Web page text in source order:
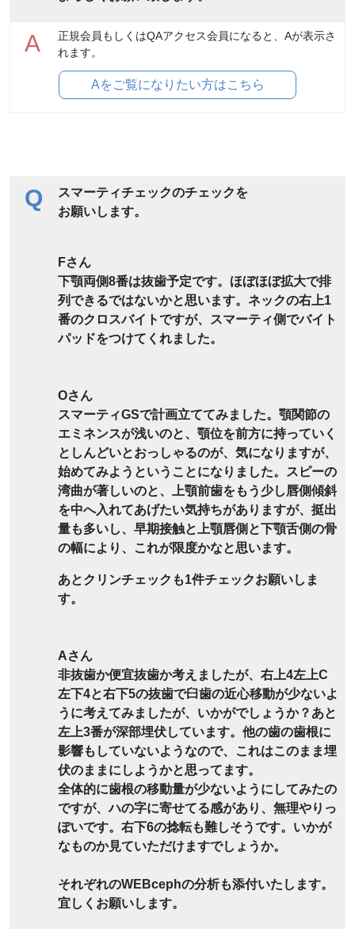
A
正規会員もしくはQAアクセス会員になると、Aが表示さ
れます。
Aをご覧になりたい方はこちら
Q
スマーティチェックのチェックを
お願いします。
Fさん
下顎両側8番は抜歯予定です。ほぼほぼ拡大で排
列できるではないかと思います。ネックの右上1
番のクロスバイトですが、スマーティ側でバイト
パッドをつけてくれました。
Oさん
スマーティGSで計画立ててみました。顎関節の
エミネンスが浅いのと、顎位を前方に持っていく
としんどいとおっしゃるのが、気になりますが、
始めてみようということになりました。スピーの
湾曲が著しいのと、上顎前歯をもう少し唇側傾斜
を中へ入れてあげたい気持ちがありますが、挺出
量も多いし、早期接触と上顎唇側と下顎舌側の骨
の幅により、これが限度かなと思います。
あとクリンチェックも1件チェックお願いしま
す。
Aさん
非抜歯か便宜抜歯か考えましたが、右上4左上C
左下4と右下5の抜歯で臼歯の近心移動が少ないよ
うに考えてみましたが、いかがでしょうか？あと
左上3番が深部埋伏しています。他の歯の歯根に
影響もしていないようなので、これはこのまま埋
伏のままにしようかと思ってます。
全体的に歯根の移動量が少ないようにしてみたの
ですが、ハの字に寄せてる感があり、無理やりっ
ぽいです。右下6の捻転も難しそうです。いかが
なものか見ていただけますでしょうか。
それぞれのWEBcephの分析も添付いたします。
宜しくお願いします。